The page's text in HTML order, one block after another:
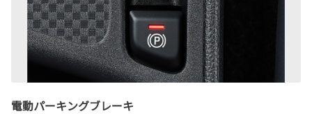
電動パーキングブレーキ